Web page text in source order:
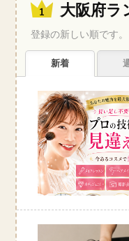
大阪府ラ
登録の新しい順です。
新着